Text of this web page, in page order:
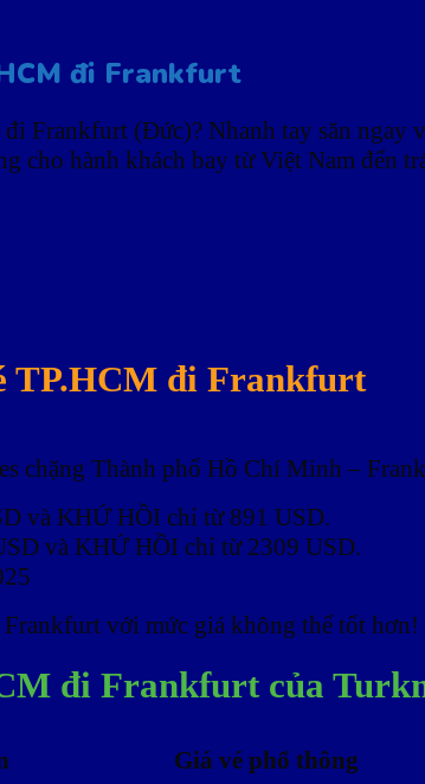
đi Frankfurt
Frankfurt (Đức)? Nhanh tay săn ngay
cho hành khách bay từ Việt Nam đến
TP.HCM đi Frankfurt
chặng Thành phố Hồ Chí Minh –
và KHỨ HỒI chỉ từ 891 USD.
và KHỨ HỒI chỉ từ 2309 USD.
với mức giá không thể tốt hơn!
đi Frankfurt của
Giá vé phổ thông